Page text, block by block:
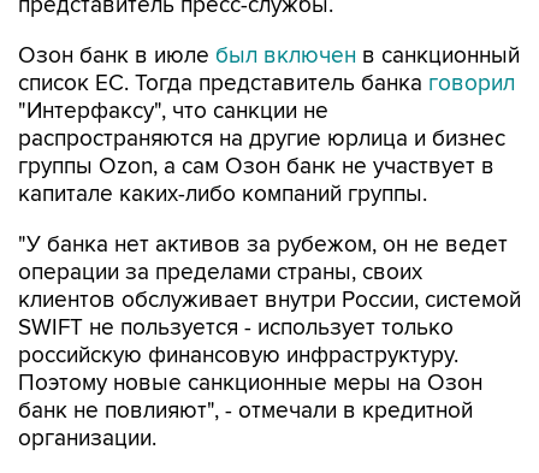
Озон банк в июле был включен в санкционный
список ЕС. Тогда представитель банка говорил
"Интерфаксу", что санкции не
распространяются на другие юрлица и бизнес
группы Ozon, а сам Озон банк не участвует в
капитале каких-либо компаний группы.
"У банка нет активов за рубежом, он не ведет
операции за пределами страны, своих
клиентов обслуживает внутри России, системой
SWIFT не пользуется - использует только
российскую финансовую инфраструктуру.
Поэтому новые санкционные меры на Озон
банк не повлияют", - отмечали в кредитной
организации.